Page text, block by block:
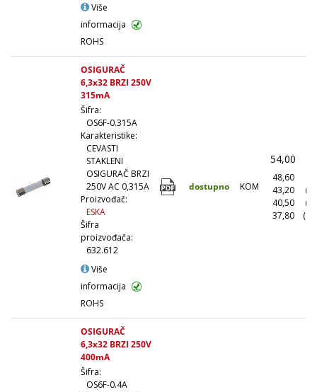
Više
informacija
ROHS
OSIGURAČ
6,3x32 BRZI 250V
315mA
Šifra:
OS6F-0.315A
Karakteristike:
CEVASTI
STAKLENI
OSIGURAČ BRZI
250V AC 0,315A
Proizvođač:
ESKA
Šifra
proizvođača:
632.612
Više
informacija
ROHS
dostupno KOM
54,00
48,60
43,20
40,50
37,80
OSIGURAČ
6,3x32 BRZI 250V
400mA
Šifra:
OS6F-0.4A